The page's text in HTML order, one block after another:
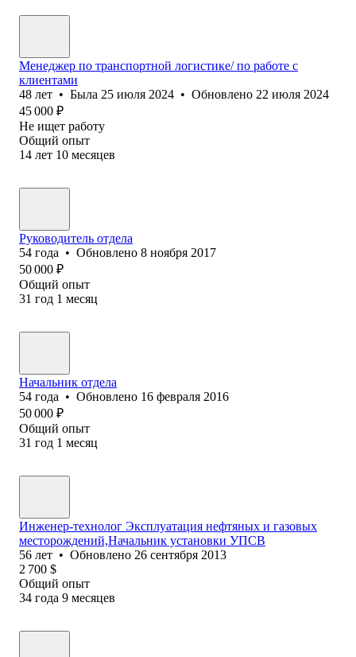
Менеджер по транспортной логистике/ по работе с
клиентами
48 лет • Была 25 июля 2024 • Обновлено 22 июля 2024
45 000 ₽
Не ищет работу
Общий опыт
14 лет 10 месяцев
Руководитель отдела
54 года • Обновлено 8 ноября 2017
50 000 ₽
Общий опыт
31 год 1 месяц
Начальник отдела
54 года • Обновлено 16 февраля 2016
50 000 ₽
Общий опыт
31 год 1 месяц
Инженер-технолог Эксплуатация нефтяных и газовых
месторождений,Начальник установки УПСВ
56 лет • Обновлено 26 сентября 2013
2 700 $
Общий опыт
34 года 9 месяцев